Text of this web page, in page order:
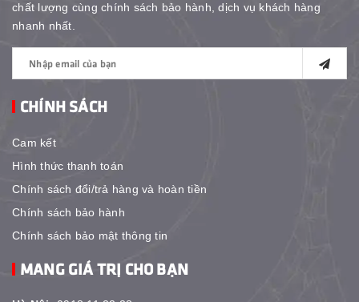
chất lượng cùng chính sách bảo hành, dịch vụ khách hàng
nhanh nhất.
CHÍNH SÁCH
Cam kết
Hình thức thanh toán
Chính sách đổi/trả hàng và hoàn tiền
Chính sách bảo hành
Chính sách bảo mật thông tin
MANG GIÁ TRỊ CHO BẠN